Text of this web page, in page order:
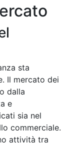
sta
Il mercato dei
dalla
e
sia nel
commerciale.
attività tra